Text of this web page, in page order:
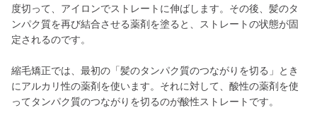
度切って、アイロンでストレートに伸ばします。その後、髪のタ
ンパク質を再び結合させる薬剤を塗ると、ストレートの状態が固
定されるのです。
縮毛矯正では、最初の「髪のタンパク質のつながりを切る」とき
にアルカリ性の薬剤を使います。それに対して、酸性の薬剤を使
ってタンパク質のつながりを切るのが酸性ストレートです。